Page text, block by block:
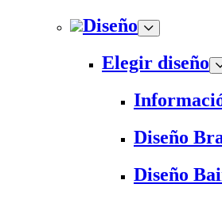
Diseño
Elegir diseño
Diseño
Diseño